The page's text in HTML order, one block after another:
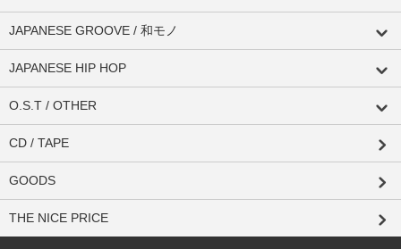
JAPANESE GROOVE / 和モノ
JAPANESE HIP HOP
O.S.T / OTHER
CD / TAPE
GOODS
THE NICE PRICE